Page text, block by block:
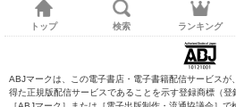
トップ 検索 ランキング
ABJマークは、この電子書店・電子書籍配信サービスが
得た正規版配信サービスであることを示す登録商標（